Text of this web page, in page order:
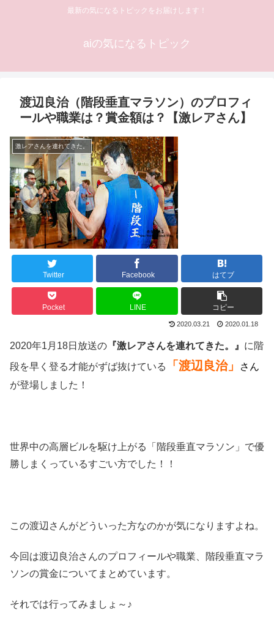
最新の気になるトピックをお届けします！
aiの気になるトピック
渡辺良治（階段垂直マラソン）のプロフィ
ールや職業は？賞金額は？【激レアさん】
激レアさんを連れてきた。
Twitter Facebook はてブ
Pocket LINE コピー
2020.03.21 2020.01.18
2020年1月18日放送の 『激レアさんを連れてきた。』 に階
段を早く登る才能がずば抜けている
「渡辺良治」
さん
が登場しました！
世界中の高層ビルを駆け上がる「階段垂直マラソン」で優
勝しまくっているすごい方でした！！
この渡辺さんがどういった方なのかが気になりますよね。
今回は渡辺良治さんのプロフィールや職業、階段垂直マラ
ソンの賞金についてまとめています。
それでは行ってみましょ～♪